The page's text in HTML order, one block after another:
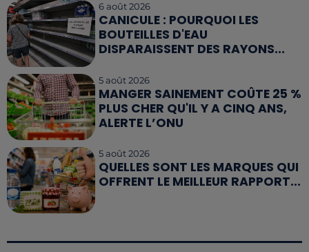
6 août 2026
CANICULE : POURQUOI LES
BOUTEILLES D'EAU
DISPARAISSENT DES RAYONS...
5 août 2026
MANGER SAINEMENT COÛTE 25 %
PLUS CHER QU'IL Y A CINQ ANS,
ALERTE L’ONU
5 août 2026
QUELLES SONT LES MARQUES QUI
OFFRENT LE MEILLEUR RAPPORT...